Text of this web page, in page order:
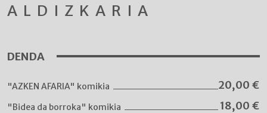
ALDIZKARIA
DENDA
"AZKEN AFARIA" komikia 20,00 €
"Bidea da borroka" komikia 18,00 €